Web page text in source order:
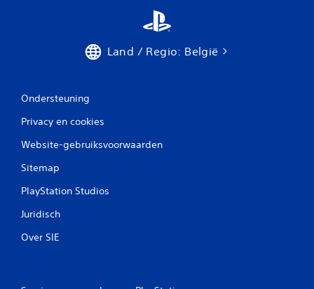
Land / Regio: België
Ondersteuning
Privacy en cookies
Website-gebruiksvoorwaarden
Sitemap
PlayStation Studios
Juridisch
Over SIE